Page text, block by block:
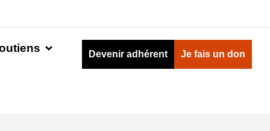
Devenir adhérent Je fais un don